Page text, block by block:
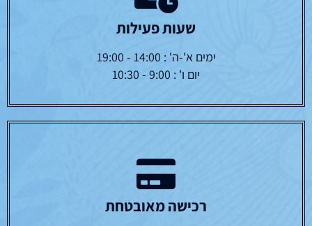
שעות פעילות
ימים א'-ה' : 14:00 - 19:00
יום ו' : 9:00 - 10:30
רכישה מאובטחת